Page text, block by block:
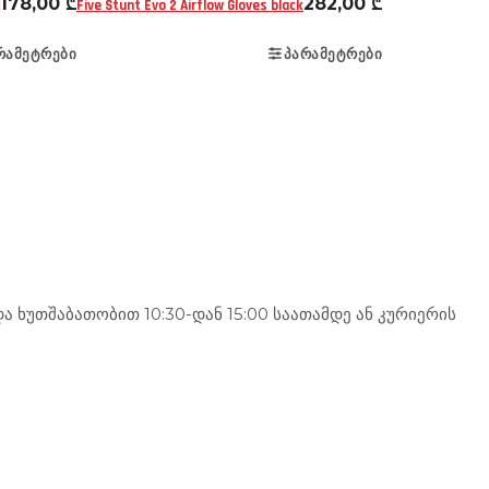
Five Stunt Evo 2 Airflow Gloves black
ᲞᲐᲠᲐᲛᲔᲢᲠᲔᲑᲘ
10:30-დან 15:00 საათამდე ან კურიერის